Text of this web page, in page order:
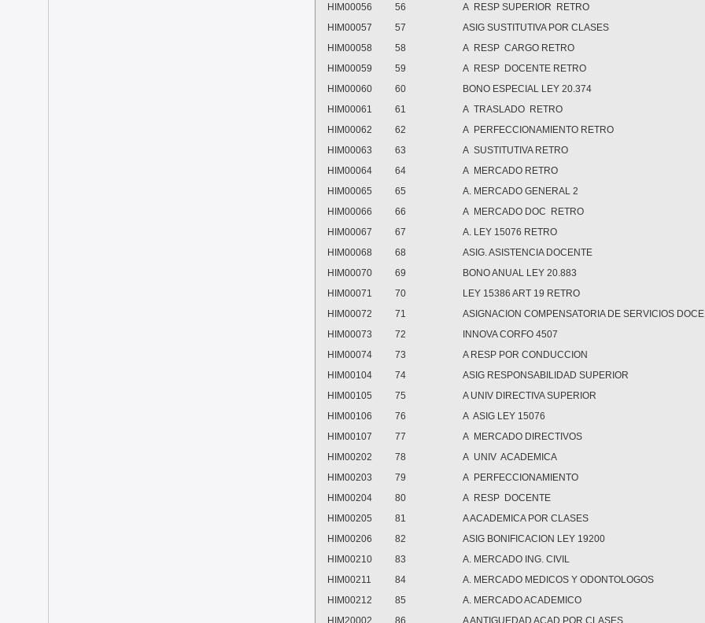
HIM00056
56
A RESP SUPERIOR RETRO
HIM00057
57
ASIG SUSTITUTIVA POR CLASES
HIM00058
58
A RESP CARGO RETRO
HIM00059
59
A RESP DOCENTE RETRO
HIM00060
60
BONO ESPECIAL LEY 20.374
HIM00061
61
A TRASLADO RETRO
HIM00062
62
A PERFECCIONAMIENTO RETRO
HIM00063
63
A SUSTITUTIVA RETRO
HIM00064
64
A MERCADO RETRO
HIM00065
65
A. MERCADO GENERAL 2
HIM00066
66
A MERCADO DOC RETRO
HIM00067
67
A. LEY 15076 RETRO
HIM00068
68
ASIG. ASISTENCIA DOCENTE
HIM00070
69
BONO ANUAL LEY 20.883
HIM00071
70
LEY 15386 ART 19 RETRO
HIM00072
71
ASIGNACION COMPENSATORIA DE SERVICIOS
HIM00073
72
INNOVA CORFO 4507
HIM00074
73
A RESP POR CONDUCCION
HIM00104
74
ASIG RESPONSABILIDAD SUPERIOR
HIM00105
75
A UNIV DIRECTIVA SUPERIOR
HIM00106
76
A ASIG LEY 15076
HIM00107
77
A MERCADO DIRECTIVOS
HIM00202
78
A UNIV ACADEMICA
HIM00203
79
A PERFECCIONAMIENTO
HIM00204
80
A RESP DOCENTE
HIM00205
81
A ACADEMICA POR CLASES
HIM00206
82
ASIG BONIFICACION LEY 19200
HIM00210
83
A. MERCADO ING. CIVIL
HIM00211
84
A. MERCADO MEDICOS Y ODONTOLOGOS
HIM00212
85
A. MERCADO ACADEMICO
HIM20002
86 A ANTIGUEDAD ACAD POR CLASES